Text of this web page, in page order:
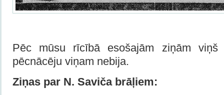
Pēc mūsu rīcībā esošajām ziņām viņš
pēcnācēju viņam nebija.
Ziņas par N. Saviča brāļiem: